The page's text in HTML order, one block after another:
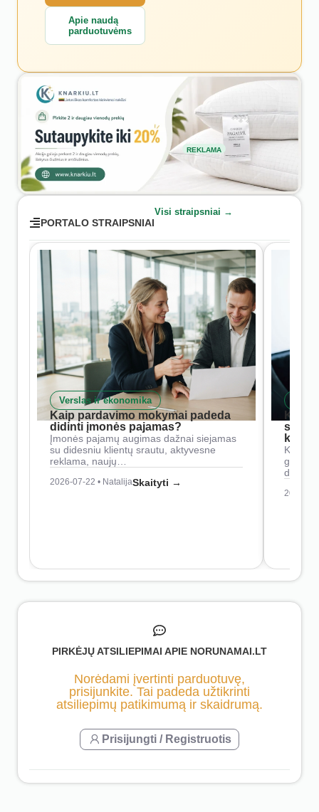
Apie naudą
parduotuvėms
REKLAMA
PORTALO STRAIPSNIAI
Visi straipsniai →
Verslas ir ekonomika
Kaip pardavimo mokymai padeda
didinti įmonės pajamas?
Įmonės pajamų augimas dažnai siejamas
su didesniu klientų srautu, aktyvesne
reklama, naujų…
2026-07-22 • NatalijaSkaityti →
Kaip
2026-
PIRKĖJŲ ATSILIEPIMAI APIE NORUNAMAI.LT
Norėdami įvertinti parduotuvę,
prisijunkite. Tai padeda užtikrinti
atsiliepimų patikimumą ir skaidrumą.
Prisijungti / Registruotis